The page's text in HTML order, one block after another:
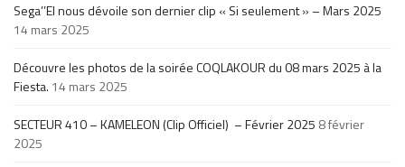
Sega’’El nous dévoile son dernier clip « Si seulement » – Mars 2025
14 mars 2025
Découvre les photos de la soirée COQLAKOUR du 08 mars 2025 à la
Fiesta. 14 mars 2025
SECTEUR 410 – KAMELEON (Clip Officiel) – Février 2025 8 février
2025